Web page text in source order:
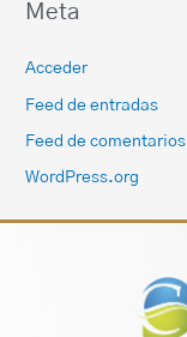
Meta
Acceder
Feed de entradas
Feed de comentarios
WordPress.org